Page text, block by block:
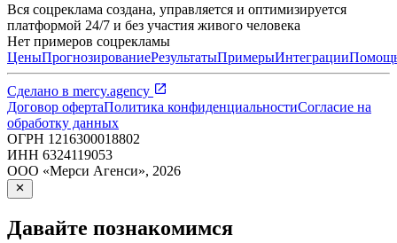
Вся соцреклама создана, управляется и оптимизируется
платформой 24/7 и без участия живого человека
Нет примеров соцрекламы
ЦеныПрогнозированиеРезультатыПримерыИнтеграции
Сделано в mercy.agency
Договор офертаПолитика конфиденциальностиСогласие на
обработку данных
ОГРН 1216300018802
ИНН 6324119053
ООО «Мерси Агенси», 2026
Давайте познакомимся